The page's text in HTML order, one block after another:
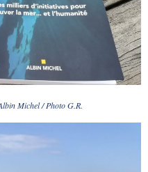
Michel / Photo G.R.